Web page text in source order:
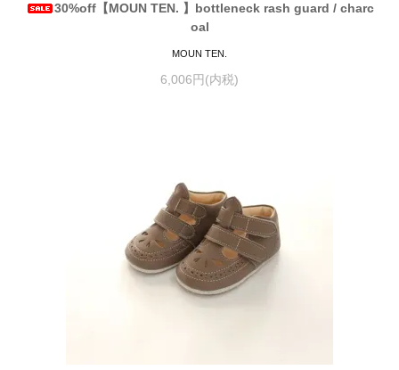
30%off【MOUN TEN. 】bottleneck rash guard / charc
oal
MOUN TEN.
6,006円(内税)